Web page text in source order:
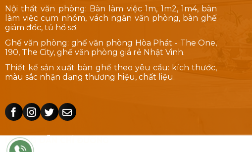
Nội thất văn phòng: Bàn làm việc 1m, 1m2, 1m4, bàn
làm việc cụm nhóm, vách ngăn văn phòng, bàn ghế
giám đốc, tủ hồ sơ.
Ghế văn phòng: ghế văn phòng Hòa Phát - The One,
190, The City, ghế văn phòng giá rẻ Nhật Vinh.
Thiết kế sản xuất bàn ghế theo yêu cầu: kích thước,
màu sắc nhận dạng thương hiệu, chất liệu.
HƯỚNG DẪN CHỈ ĐƯỜNG